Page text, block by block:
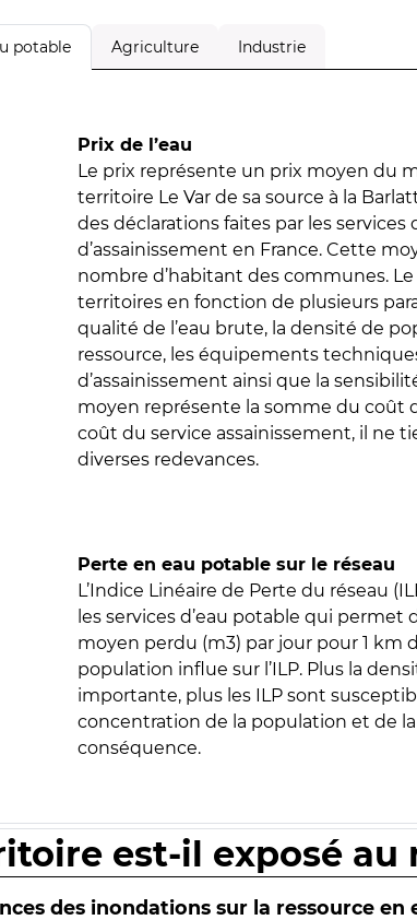
potable Agriculture Industrie
Prix de l’eau
Le prix représente un prix moyen du
territoire Le Var de sa source à la
des déclarations faites par les services
d’assainissement en France. Cette
nombre d’habitant des communes. Le
territoires en fonction de plusieurs
qualité de l’eau brute, la densité de
ressource, les équipements
d’assainissement ainsi que la
moyen représente la somme du coût
coût du service assainissement, il ne
diverses redevances.
Perte en eau potable sur le réseau
L’Indice Linéaire de Perte du réseau
les services d’eau potable qui permet
moyen perdu (m3) par jour pour 1 km
population influe sur l’ILP. Plus la
importante, plus les ILP sont
concentration de la population et de
conséquence.
est-il exposé au
des inondations sur la ressource en